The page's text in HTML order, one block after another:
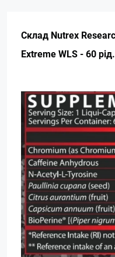
Склад Nutrex
Extreme WLS - 60